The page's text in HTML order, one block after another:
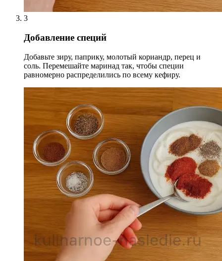
3
Добавление специй
Добавьте зиру, паприку, молотый кориандр, перец и
соль. Перемешайте маринад так, чтобы специи
равномерно распределились по всему кефиру.